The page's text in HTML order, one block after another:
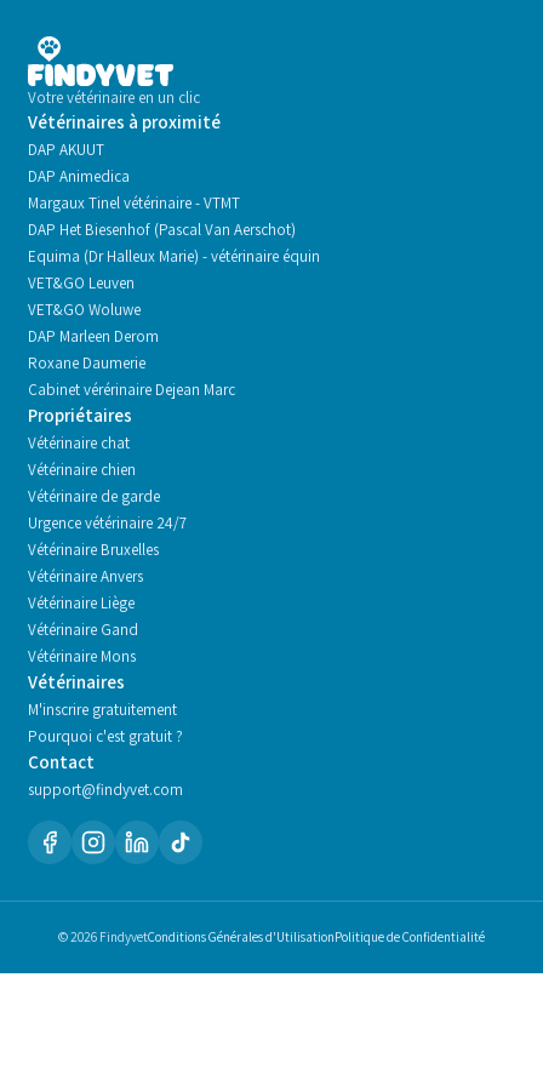
Votre vétérinaire en un clic
Vétérinaires à proximité
DAP AKUUT
DAP Animedica
Margaux Tinel vétérinaire - VTMT
DAP Het Biesenhof (Pascal Van Aerschot)
Equima (Dr Halleux Marie) - vétérinaire équin
VET&GO Leuven
VET&GO Woluwe
DAP Marleen Derom
Roxane Daumerie
Cabinet vérérinaire Dejean Marc
Propriétaires
Vétérinaire chat
Vétérinaire chien
Vétérinaire de garde
Urgence vétérinaire 24/7
Vétérinaire Bruxelles
Vétérinaire Anvers
Vétérinaire Liège
Vétérinaire Gand
Vétérinaire Mons
Vétérinaires
M'inscrire gratuitement
Pourquoi c'est gratuit ?
Contact
support@findyvet.com
© 2026 FindyvetConditions Générales d'UtilisationPolitique de Confidentialité